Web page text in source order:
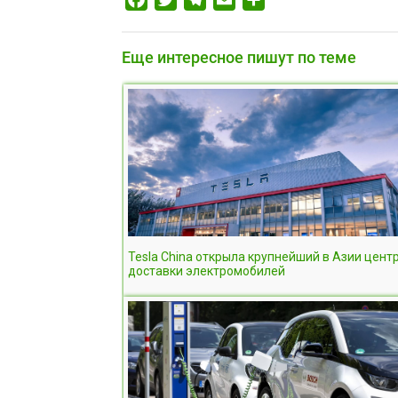
Еще интересное пишут по теме
Tesla China открыла крупнейший в Азии центр
доставки электромобилей